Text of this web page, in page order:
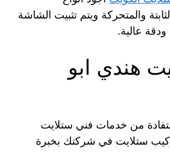
والمتحركة ويتم تثبيت الشاشة
ودقة عالية.
هندي ابو
من خدمات فني ستلايت
ستلايت في شركتك بخبرة